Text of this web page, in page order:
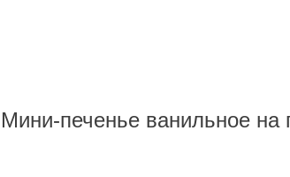
Мини-печенье ванильное на